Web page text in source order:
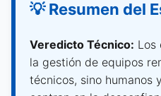
💡 Resumen del
Veredicto Técnico: Los
la gestión de equipos
técnicos, sino humanos